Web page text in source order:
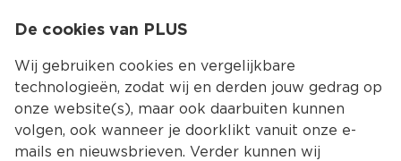
Kies jouw
De cookies van PLUS
Wij gebruiken cookies en vergelijkbare
technologieën, zodat wij en derden jouw gedrag op
onze website(s), maar ook daarbuiten kunnen
volgen, ook wanneer je doorklikt vanuit onze e-
mails en nieuwsbrieven. Verder kunnen wij